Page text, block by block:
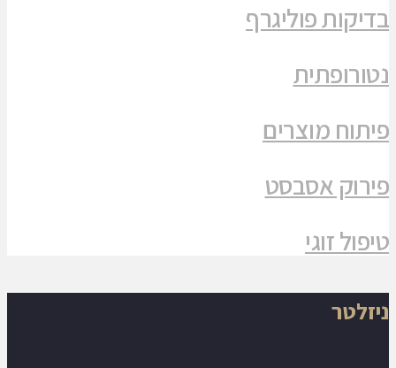
בדיקות פוליגרף
נטורופתית
פיתוח מוצרים
פירוק אסבסט
טיפול זוגי
ניזלטר